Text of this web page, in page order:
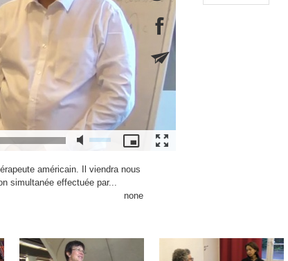
américain. Il viendra nous
simultanée effectuée par...
none